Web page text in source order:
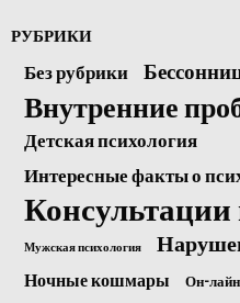
РУБРИКИ
Без рубрики
Внутренние
Детская психология
Интересные факты о
Консультации
Мужская психология
Ночные кошмары Он-